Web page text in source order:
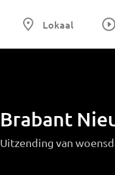
Lokaal
Brabant
Uitzending van